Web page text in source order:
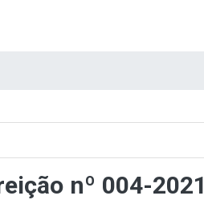
nº 004-2021